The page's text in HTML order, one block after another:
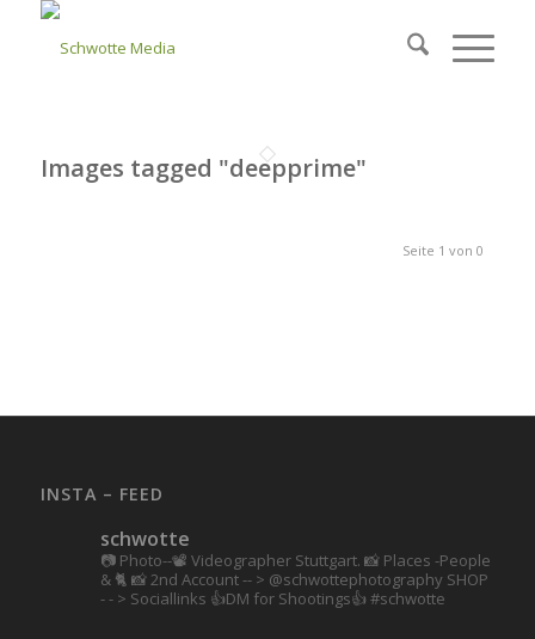
Images tagged "deepprime"
Seite 1 von 0
INSTA – FEED
schwotte
📷 Photo--📽️ Videographer Stuttgart. 📸 Places -People
& 🐈 📸 2nd Account-- > @schwottephotography SHOP
- - > Sociallinks 👍DM for Shootings👍 #schwotte